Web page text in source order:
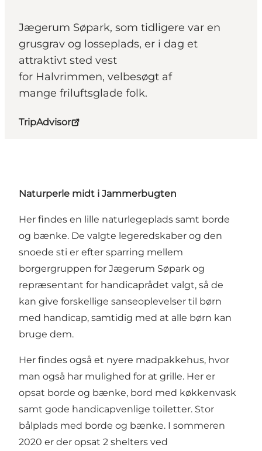
Jægerum Søpark, som tidligere var en
grusgrav og losseplads, er i dag et
attraktivt sted vest
for Halvrimmen, velbesøgt af
mange friluftsglade folk.
TripAdvisor
Naturperle midt i Jammerbugten
Her findes en lille naturlegeplads samt borde
og bænke. De valgte legeredskaber og den
snoede sti er efter sparring mellem
borgergruppen for Jægerum Søpark og
repræsentant for handicaprådet valgt, så de
kan give forskellige sanseoplevelser til børn
med handicap, samtidig med at alle børn kan
bruge dem.
Her findes også et nyere madpakkehus, hvor
man også har mulighed for at grille. Her er
opsat borde og bænke, bord med køkkenvask
samt gode handicapvenlige toiletter. Stor
bålplads med borde og bænke. I sommeren
2020 er der opsat 2 shelters ved